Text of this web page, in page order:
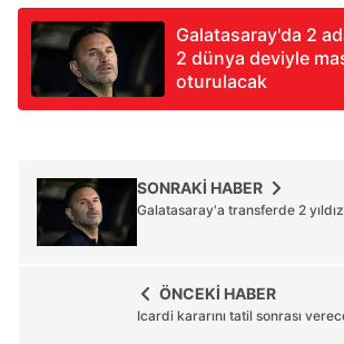
verileriniz işlenmekte olup gerekli olan
toplumu hizmetlerinin sunulması
kullanılmaktadır. Diğer çerezler,
kılınması ve kişiselleştirilmesi ve sizlere
Çerezlere ilişkin tercihlerinizi aşağıda yer
vasıtasıyla belirleyebilirsiniz. Çerezlere
için Ayarlar butonuna tıklayabilir,
6698 sayılı Kişisel Verilerin Korunması
Galatasaray'da 2
2 dünya deviyle
oturulacak
SONRAKİ HABER
Galatasaray'a transferde 2
ÖNCEKİ HABER
Icardi kararını tatil sonrası